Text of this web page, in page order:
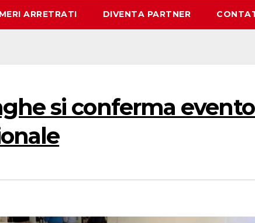
ARRETRATI DIVENTA PARTNER
si conferma